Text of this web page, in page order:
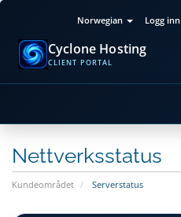
Norwegian Logg inn
Cyclone Hosting
CLIENT PORTAL
Nettverksstatus
Kundeområdet Serverstatus